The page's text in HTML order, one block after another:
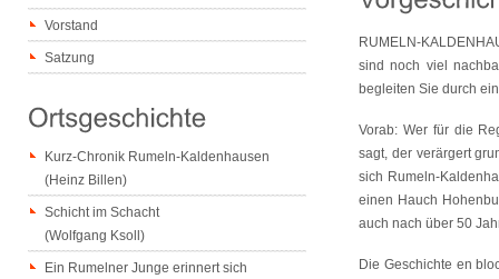
RUMELN-
sind noch viel
begleiten Sie durch
Vorab: Wer für die
sagt, der verärgert
sich Rumeln-
einen Hauch
auch nach über 50
Die Geschichte en
Vorstand
Satzung
Kurz-Chronik Rumeln-Kaldenhausen
(Heinz Billen)
Schicht im Schacht
(Wolfgang Ksoll)
Ein Rumelner Junge erinnert sich